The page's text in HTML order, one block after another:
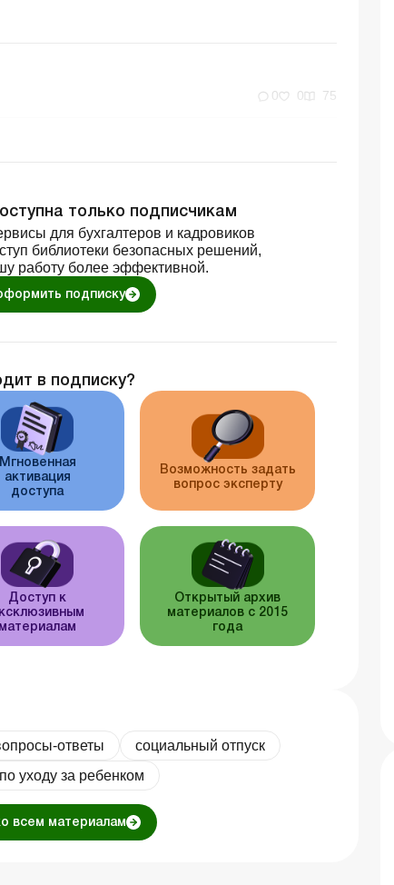
0 0 75
только подписчикам
для бухгалтеров и кадровиков
библиотеки безопасных решений,
работу более эффективной.
подписку
в подписку?
Мгновенная
активация
доступа
Возможность задать
вопрос эксперту
Доступ к
материалам
Открытый архив
материалов с 2015
года
ответы
социальный отпуск
уходу за ребенком
всем материалам